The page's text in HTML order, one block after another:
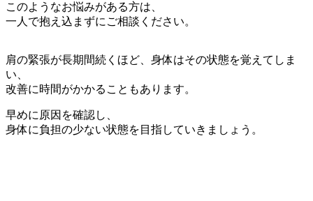
このようなお悩みがある方は、
一人で抱え込まずにご相談ください。
肩の緊張が長期間続くほど、身体はその状態を覚えてしま
い、
改善に時間がかかることもあります。
早めに原因を確認し、
身体に負担の少ない状態を目指していきましょう。